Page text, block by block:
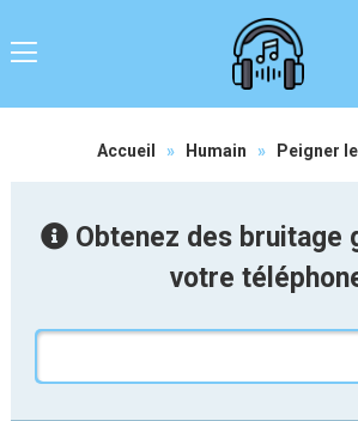
Accueil » Humain » Peigner
Obtenez des bruitage
votre